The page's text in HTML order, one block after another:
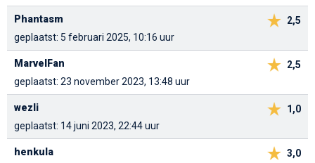
2,5
Phantasm
geplaatst: 5 februari 2025, 10:16 uur
2,5
MarvelFan
geplaatst: 23 november 2023, 13:48 uur
1,0
wezli
geplaatst: 14 juni 2023, 22:44 uur
3,0
henkula